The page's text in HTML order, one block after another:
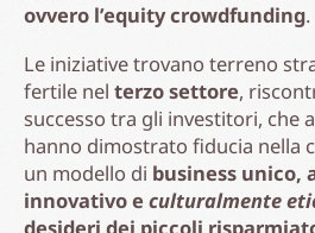
ovvero l’equity crowdfunding.
Le iniziative trovano terreno
fertile nel terzo settore,
successo tra gli investitori, che
hanno dimostrato fiducia nella
un modello di business unico,
innovativo e culturalmente